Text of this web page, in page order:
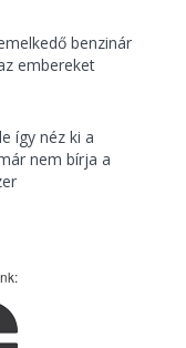
benzinár
embereket
így néz ki a
nem bírja a